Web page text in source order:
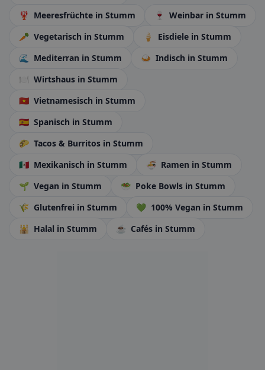
🦞 Meeresfrüchte in Stumm 🍷 Weinbar in Stumm
🥕 Vegetarisch in Stumm 🍦 Eisdiele in Stumm
🌊
Mediterran in Stumm 🍛 Indisch in Stumm
🍽️ Wirtshaus in Stumm
🇻🇳 Vietnamesisch in Stumm
🇪🇸 Spanisch in Stumm
🌮 Tacos & Burritos in Stumm
🇲🇽 Mexikanisch in Stumm 🍜 Ramen in Stumm
🌱 Vegan in Stumm 🥗 Poke Bowls in Stumm
🌾 Glutenfrei in Stumm 💚 100% Vegan in Stumm
🕌 Halal in Stumm ☕ Cafés in Stumm